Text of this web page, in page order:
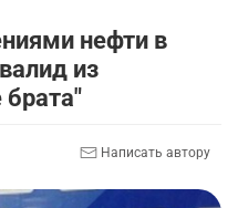
нефти в
из
брата"
Написать автору